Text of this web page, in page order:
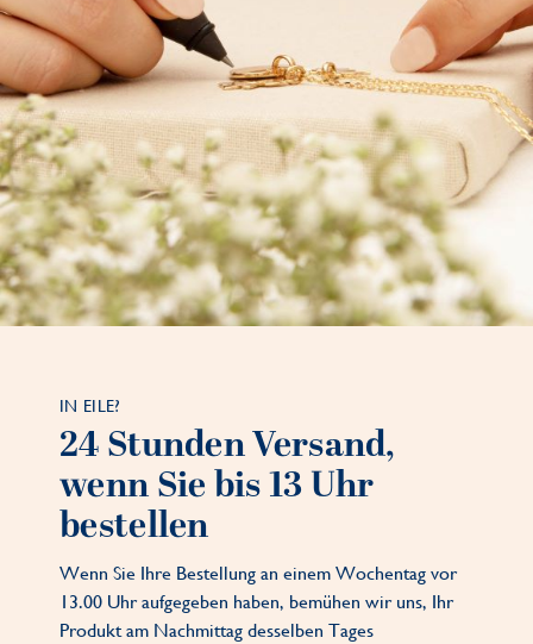
IN EILE?
24 Stunden Versand,
wenn Sie bis 13 Uhr
bestellen
Wenn Sie Ihre Bestellung an einem Wochentag vor
13.00 Uhr aufgegeben haben, bemühen wir uns, Ihr
Produkt am Nachmittag desselben Tages